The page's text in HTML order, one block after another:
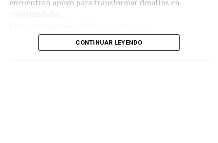
encuentran apoyo para transformar desafíos en
CONTINUAR LEYENDO